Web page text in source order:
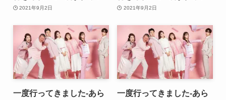
2021年9月2日 2021年9月2日
一度行ってきました-あら
一度行ってきました-あら